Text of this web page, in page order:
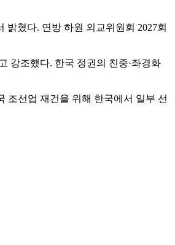
혔다. 연방 하원 외교위원회 2027회
강조했다. 한국 정권의 친중·좌경화
조선업 재건을 위해 한국에서 일부 선